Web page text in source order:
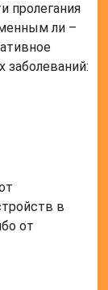
пролегания
ли –
в
от